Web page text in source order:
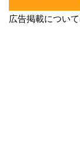
広告掲載につい